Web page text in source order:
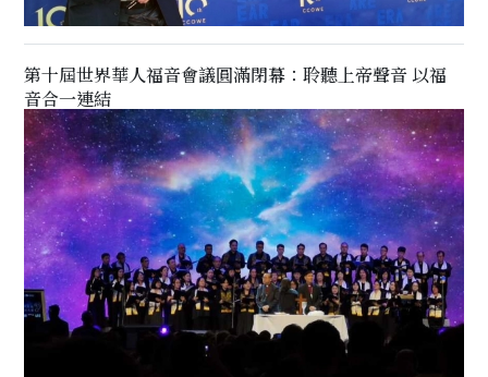
第十屆世界華人福音會議圓滿閉幕：聆聽上帝聲音 以福
音合一連結